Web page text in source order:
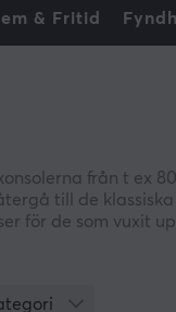
& Fritid
från t ex
till de
för de som vuxit
som annars kan